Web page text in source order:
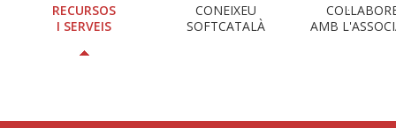
RECURSOS
I SERVEIS
CONEIXEU
SOFTCATALÀ
AMB